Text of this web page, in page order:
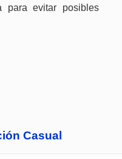
para evitar posibles
Casual